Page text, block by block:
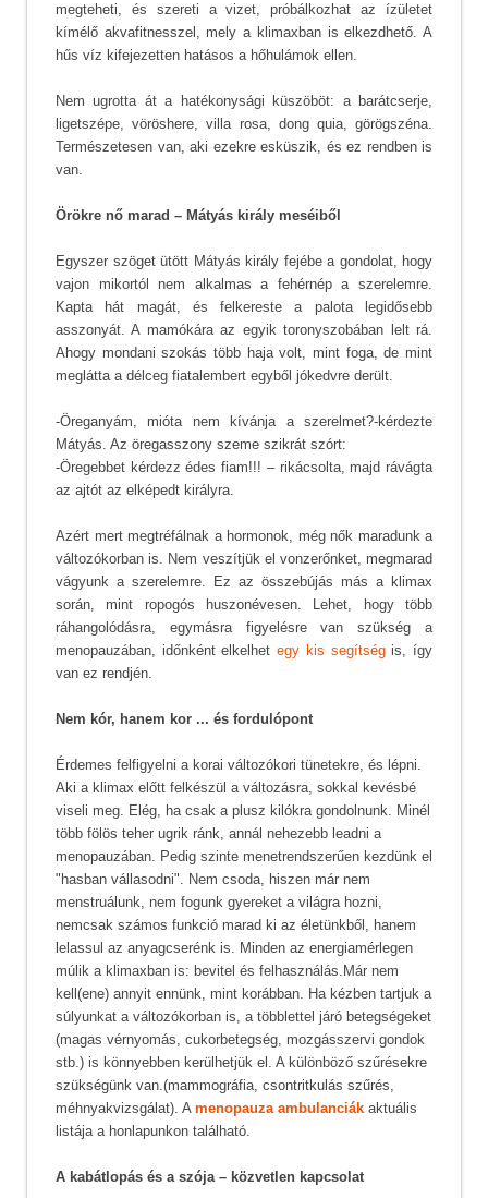
megteheti, és szereti a vizet, próbálkozhat az ízületet
kímélő akvafitnesszel, mely a klimaxban is elkezdhető. A
hűs víz kifejezetten hatásos a hőhulámok ellen.
Nem ugrotta át a hatékonysági küszöböt: a barátcserje,
ligetszépe, vöröshere, villa rosa, dong quia, görögszéna.
Természetesen van, aki ezekre esküszik, és ez rendben is
van.
Örökre nő marad – Mátyás király meséiből
Egyszer szöget ütött Mátyás király fejébe a gondolat, hogy
vajon mikortól nem alkalmas a fehérnép a szerelemre.
Kapta hát magát, és felkereste a palota legidősebb
asszonyát. A mamókára az egyik toronyszobában lelt rá.
Ahogy mondani szokás több haja volt, mint foga, de mint
meglátta a délceg fiatalembert egyből jókedvre derült.
-Öreganyám, mióta nem kívánja a szerelmet?-kérdezte
Mátyás. Az öregasszony szeme szikrát szórt:
-Öregebbet kérdezz édes fiam!!! – rikácsolta, majd rávágta
az ajtót az elképedt királyra.
Azért mert megtréfálnak a hormonok, még nők maradunk a
változókorban is. Nem veszítjük el vonzerőnket, megmarad
vágyunk a szerelemre. Ez az összebújás más a klimax
során, mint ropogós huszonévesen. Lehet, hogy több
ráhangolódásra, egymásra figyelésre van szükség a
menopauzában, időnként elkelhetegy kis segítségis, így
van ez rendjén.
Nem kór, hanem kor ... és fordulópont
Érdemes felfigyelni a korai változókori tünetekre, és lépni.
Aki a klimax előtt felkészül a változásra, sokkal kevésbé
viseli meg. Elég, ha csak a plusz kilókra gondolnunk. Minél
több fölös teher ugrik ránk, annál nehezebb leadni a
menopauzában. Pedig szinte menetrendszerűen kezdünk el
"hasban vállasodni". Nem csoda, hiszen már nem
menstruálunk, nem fogunk gyereket a világra hozni,
nemcsak számos funkció marad ki az életünkből, hanem
lelassul az anyagcserénk is. Minden az energiamérlegen
múlik a klimaxban is: bevitel és felhasználás.Már nem
kell(ene) annyit ennünk, mint korábban. Ha kézben tartjuk a
súlyunkat a változókorban is, a többlettel járó betegségeket
(magas vérnyomás, cukorbetegség, mozgásszervi gondok
stb.) is könnyebben kerülhetjük el. A különböző szűrésekre
szükségünk van.(mammográfia, csontritkulás szűrés,
méhnyakvizsgálat). A menopauza ambulanciák aktuális
listája a honlapunkon található.
A kabátlopás és a szója – közvetlen kapcsolat